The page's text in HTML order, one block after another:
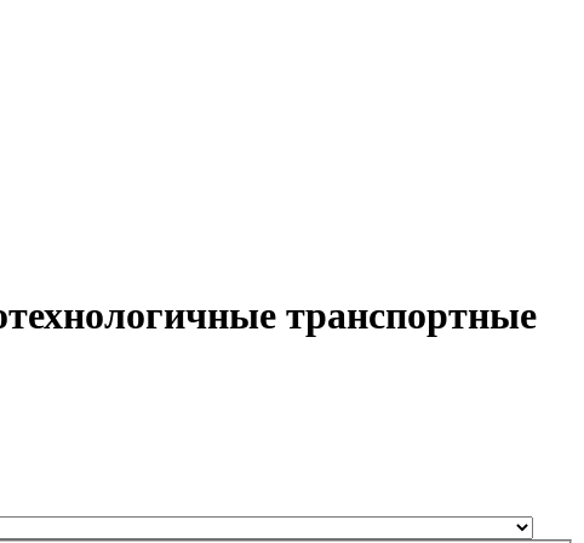
транспортные